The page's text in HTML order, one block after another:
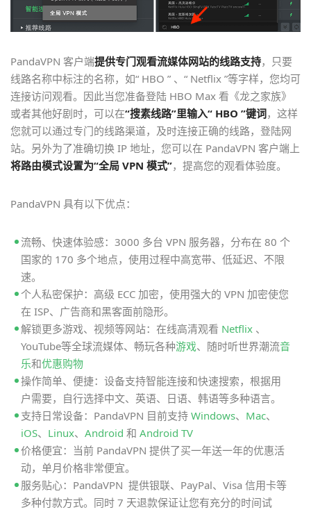
PandaVPN 客户端提供专门观看流媒体网站的线路支持，只要
线路名称中标注的名称，如“ HBO ” 、“ Netflix ”等字样，您均可
连接访问观看。因此当您准备登陆 HBO Max 看《龙之家族》
或者其他好剧时，可以在“搜素线路”里输入“ HBO ”键词，这样
您就可以通过专门的线路渠道，及时连接正确的线路，登陆网
站。另外为了准确切换 IP 地址，您可以在 PandaVPN 客户端上
将路由模式设置为“全局 VPN 模式”，提高您的观看体验度。
PandaVPN 具有以下优点：
流畅、快速体验感：3000 多台 VPN 服务器，分布在 80 个
国家的 170 多个地点，使用过程中高宽带、低延迟、不限
速。
个人私密保护：高级 ECC 加密，使用强大的 VPN 加密使您
在 ISP、广告商和黑客面前隐形。
解锁更多游戏、视频等网站：在线高清观看 Netflix 、
YouTube等全球流媒体、畅玩各种游戏、随时听世界潮流音
乐和优惠购物
操作简单、便捷：设备支持智能连接和快速搜索，根据用
户需要，自行选择中文、英语、日语、韩语等多种语言。
支持日常设备：PandaVPN 目前支持 Windows、 Mac、
iOS、 Linux、 Android 和 Android TV
价格便宜：当前 PandaVPN 提供了买一年送一年的优惠活
动，单月价格非常便宜。
服务贴心：PandaVPN 提供银联、PayPal、Visa 信用卡等
多种付款方式。同时 7 天退款保证让您有充分的时间试